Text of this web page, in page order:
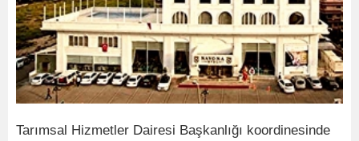
Tarımsal Hizmetler Dairesi Başkanlığı koordinesinde